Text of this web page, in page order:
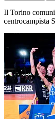
Il Torino
centrocampista